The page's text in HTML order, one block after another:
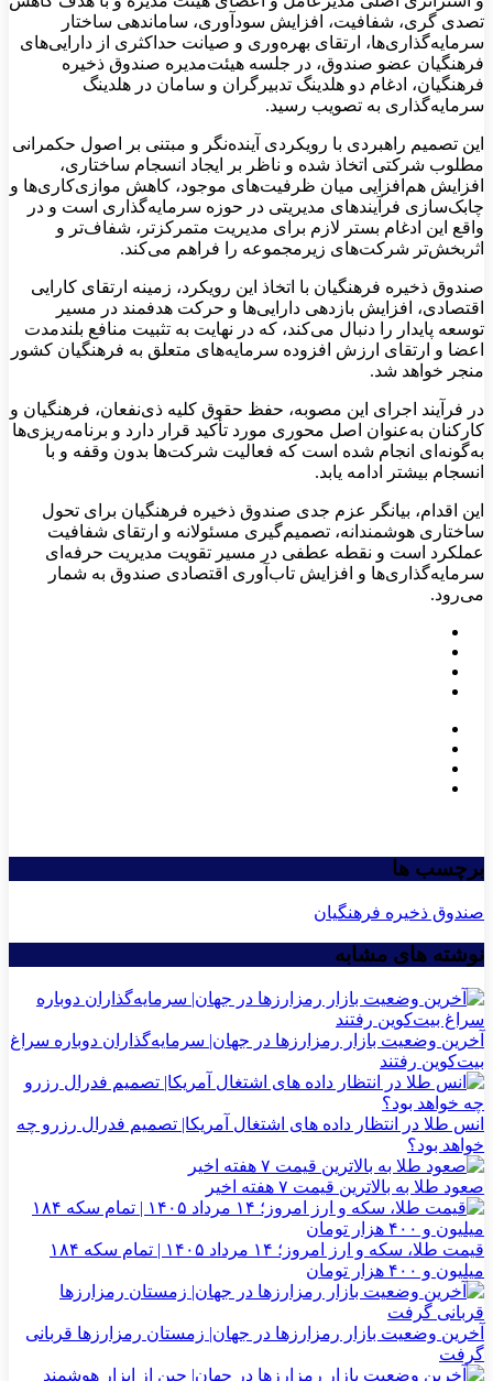
تصدی گری، شفافیت، افزایش سودآوری، ساماندهی ساختار
سرمایه‌گذاری‌ها، ارتقای بهره‌وری و صیانت حداکثری از دارایی‌های
فرهنگیان عضو صندوق، در جلسه هیئت‌مدیره صندوق ذخیره
فرهنگیان، ادغام دو هلدینگ تدبیرگران و سامان در هلدینگ
سرمایه‌گذاری به تصویب رسید.
این تصمیم راهبردی با رویکردی آینده‌نگر و مبتنی بر اصول حکمرانی
مطلوب شرکتی اتخاذ شده و ناظر بر ایجاد انسجام ساختاری،
افزایش هم‌افزایی میان ظرفیت‌های موجود، کاهش موازی‌کاری‌ها و
چابک‌سازی فرآیندهای مدیریتی در حوزه سرمایه‌گذاری است و در
واقع این ادغام بستر لازم برای مدیریت متمرکزتر، شفاف‌تر و
اثربخش‌تر شرکت‌های زیرمجموعه را فراهم می‌کند.
صندوق ذخیره فرهنگیان با اتخاذ این رویکرد، زمینه ارتقای کارایی
اقتصادی، افزایش بازدهی دارایی‌ها و حرکت هدفمند در مسیر
توسعه پایدار را دنبال می‌کند، که در نهایت به تثبیت منافع بلندمدت
اعضا و ارتقای ارزش افزوده سرمایه‌های متعلق به فرهنگیان کشور
منجر خواهد شد.
در فرآیند اجرای این مصوبه، حفظ حقوق کلیه ذی‌نفعان، فرهنگیان و
کارکنان به‌عنوان اصل محوری مورد تأکید قرار دارد و برنامه‌ریزی‌ها
به‌گونه‌ای انجام شده است که فعالیت شرکت‌ها بدون وقفه و با
انسجام بیشتر ادامه یابد.
این اقدام، بیانگر عزم جدی صندوق ذخیره فرهنگیان برای تحول
ساختاری هوشمندانه، تصمیم‌گیری مسئولانه و ارتقای شفافیت
عملکرد است و نقطه عطفی در مسیر تقویت مدیریت حرفه‌ای
سرمایه‌گذاری‌ها و افزایش تاب‌آوری اقتصادی صندوق به شمار
می‌رود.
برچسب ها
صندوق ذخیره فرهنگیان
نوشته های مشابه
آخرین وضعیت بازار رمزارزها در جهان| سرمایه‌گذاران دوباره سراغ
بیت‌کوین رفتند
انس طلا در انتظار داده های اشتغال آمریکا| تصمیم فدرال رزرو چه
خواهد بود؟
صعود طلا به بالاترین قیمت ۷ هفته اخیر
قیمت طلا، سکه و ارز امروز؛ ۱۴ مرداد ۱۴۰۵ | تمام سکه ۱۸۴
میلیون و ۴۰۰ هزار تومان
آخرین وضعیت بازار رمزارزها در جهان| زمستان رمزارزها قربانی
گرفت